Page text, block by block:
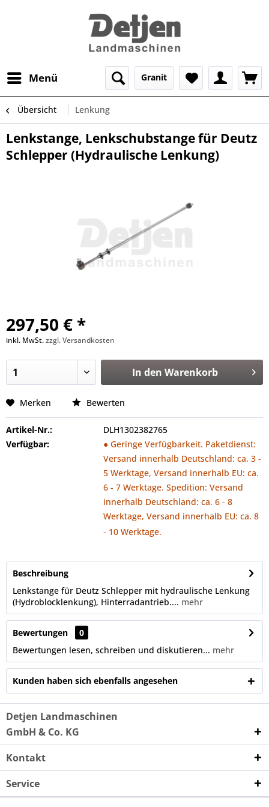
Menü Granit
Übersicht Lenkung
Lenkstange, Lenkschubstange für Deutz
Schlepper (Hydraulische Lenkung)
297,50 € *
inkl. MwSt.zzgl. Versandkosten
In den Warenkorb
Merken Bewerten
Artikel-Nr.:
DLH1302382765
Verfügbar:
● Geringe Verfügbarkeit. Paketdienst:
Versand innerhalb Deutschland: ca. 3 -
5 Werktage, Versand innerhalb EU: ca.
6 - 7 Werktage. Spedition: Versand
innerhalb Deutschland: ca. 6 - 8
Werktage, Versand innerhalb EU: ca. 8
- 10 Werktage.
Beschreibung
Lenkstange für Deutz Schlepper mit hydraulische Lenkung
(Hydroblocklenkung), Hinterradantrieb.... mehr
Bewertungen
0
Bewertungen lesen, schreiben und diskutieren... mehr
Kunden haben sich ebenfalls angesehen
Detjen Landmaschinen
GmbH & Co. KG
Kontakt
Service